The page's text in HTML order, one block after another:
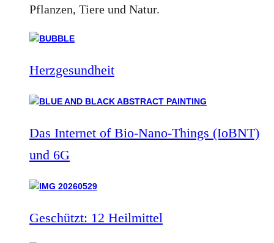
Pflanzen, Tiere und Natur.
Herzgesundheit
Das Internet of Bio-Nano-Things (IoBNT)
und 6G
Geschützt: 12 Heilmittel